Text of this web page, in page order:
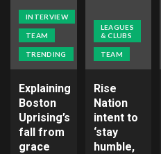
INTERVIEW
TEAM
TRENDING
Explaining
Boston
Uprising’s
fall from
grace
LEAGUES
& CLUBS
TEAM
Rise
Nation
intent to
‘stay
humble,